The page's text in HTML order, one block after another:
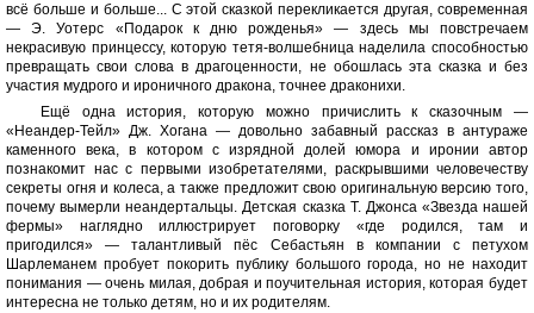
всё больше и больше... С этой сказкой перекликается другая, современная
— Э. Уотерс «Подарок к дню рожденья» — здесь мы повстречаем
некрасивую принцессу, которую тетя-волшебница наделила способностью
превращать свои слова в драгоценности, не обошлась эта сказка и без
участия мудрого и ироничного дракона, точнее драконихи.
Ещё одна история, которую можно причислить к сказочным —
«Неандер-Тейл» Дж. Хогана — довольно забавный рассказ в антураже
каменного века, в котором с изрядной долей юмора и иронии автор
познакомит нас с первыми изобретателями, раскрывшими человечеству
секреты огня и колеса, а также предложит свою оригинальную версию того,
почему вымерли неандертальцы. Детская сказка Т. Джонса «Звезда нашей
фермы» наглядно иллюстрирует поговорку «где родился, там и
пригодился» — талантливый пёс Себастьян в компании с петухом
Шарлеманем пробует покорить публику большого города, но не находит
понимания — очень милая, добрая и поучительная история, которая будет
интересна не только детям, но и их родителям.